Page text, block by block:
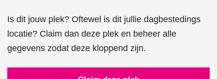
Is dit jouw plek? Oftewel is dit jullie dagbestedings
locatie? Claim dan deze plek en beheer alle
gegevens zodat deze kloppend zijn.